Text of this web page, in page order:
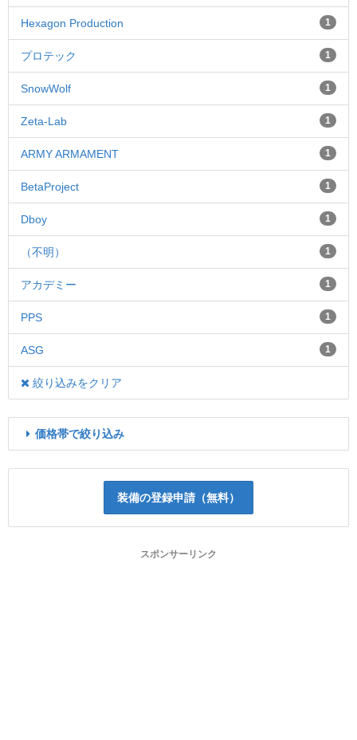
Hexagon Production 1
プロテック 1
SnowWolf 1
Zeta-Lab 1
ARMY ARMAMENT 1
BetaProject 1
Dboy 1
（不明） 1
アカデミー 1
PPS 1
ASG 1
絞り込みをクリア
価格帯で絞り込み
装備の登録申請（無料）
スポンサーリンク